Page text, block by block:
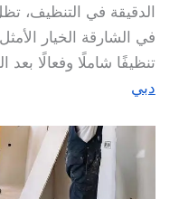
الدقيقة في التنظيف،
في الشارقة الخيار
تنظيفًا شاملًا وفعالًا بعد
دبي